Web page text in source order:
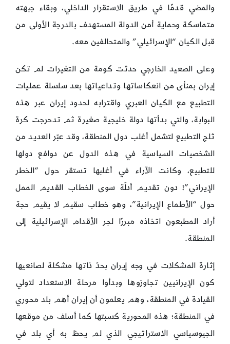
والمضي قدمًا في طريق الاستقرار الداخلي، وبقاء جبهته
متماسكة وحماية أمن الدولة المستهدف بالدرجة الأولى من
قبل الكيان “الإسرائيلي” والمتحالفين معه.
وعلى الصعيد الخارجي حدثت كومة من التغيرات لم تكن
إيران بمنأى من انعكاساتها وتداعياتها بعد سلسلة عمليات
التطبيع مع الكيان العبري واقترابه لحدود إيران عبر هذه
البوابة، والتي بدأتها دولة خليجية صغيرة ثم تدحرجت كرة
ثلج التطبيع لتشمل أغلب دول المنطقة، وقد عبّر العديد من
الشخصيات السياسية في هذه الدول عن دوافع دولها
للتطبيع، وكانت الآراء في أغلبها تستقر حول “الخطر
الإيراني”! دون تقديم أدلّة سوى الخطاب القديم الممل
حول “الأطماع الإيرانية”، وهو خطاب سقيم لا يقيم حجة
أراد المطبعون اتخاذه مبررًا لجر الأقدام الإسرائيلية إلى
المنطقة.
إثارة المشكلات في وجه إيران بحدّ ذاتها مشكلة لصانعيها
كون الإيرانيين تجاوزوها وبدأوا مرحلة الاستعداد لتولي
القيادة في المنطقة، وهم يعلمون أن إيران أهم بلد محوري
في المنطقة؛ هذه المحورية كسبتها كما أسلف من موقعها
الجيوسياسي الاستراتيجي الذي لم يحظ به أي بلد في